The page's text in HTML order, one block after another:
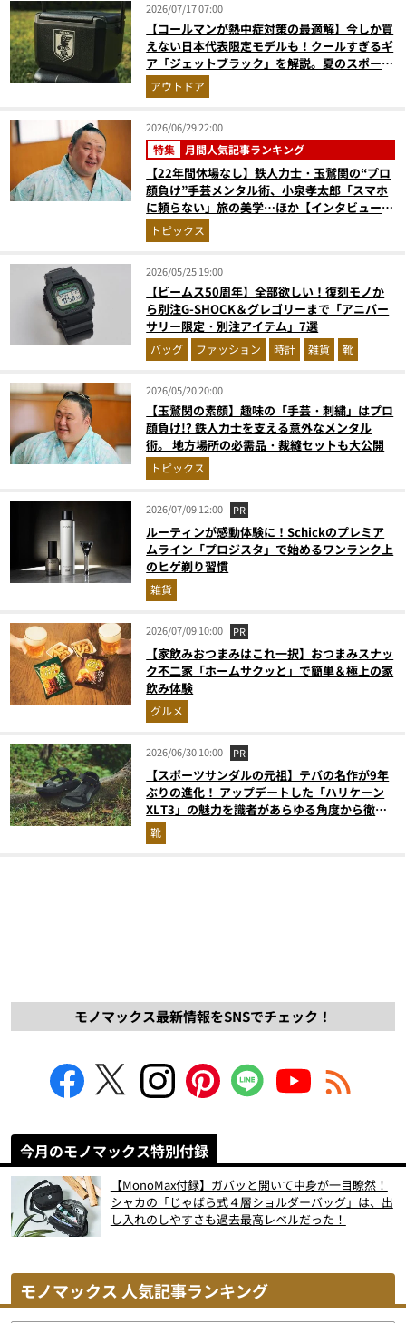
2026/07/17 07:00
【コールマンが熱中症対策の最適解】今しか買
えない日本代表限定モデルも！クールすぎるギ
ア「ジェットブラック」を解説。夏のスポーツ
応援＆レジャーの強い味方
アウトドア
2026/06/29 22:00
特集 月間人気記事ランキング
【22年間休場なし】鉄人力士・玉鷲関の“プロ
顔負け”手芸メンタル術、小泉孝太郎「スマホ
に頼らない」旅の美学…ほか【インタビューの
人気記事ランキングベスト3】（2026年5月
版）
トピックス
2026/05/25 19:00
【ビームス50周年】全部欲しい！復刻モノか
ら別注G-SHOCK＆グレゴリーまで「アニバー
サリー限定・別注アイテム」7選
バッグ ファッション 時計 雑貨 靴
2026/05/20 20:00
【玉鷲関の素顔】趣味の「手芸・刺繍」はプロ
顔負け!? 鉄人力士を支える意外なメンタル
術。 地方場所の必需品・裁縫セットも大公開
トピックス
2026/07/09 12:00 PR
ルーティンが感動体験に！Schickのプレミア
ムライン「プロジスタ」で始めるワンランク上
のヒゲ剃り習慣
雑貨
2026/07/09 10:00 PR
【家飲みおつまみはこれ一択】おつまみスナッ
ク不二家「ホームサクッと」で簡単＆極上の家
飲み体験
グルメ
2026/06/30 10:00 PR
【スポーツサンダルの元祖】テバの名作が9年
ぶりの進化！ アップデートした「ハリケーン
XLT3」の魅力を識者があらゆる角度から徹底
解説！
靴
モノマックス最新情報をSNSでチェック！
今月のモノマックス特別付録
【MonoMax付録】ガバッと開いて中身が一目瞭然！
シャカの「じゃばら式４層ショルダーバッグ」は、出
し入れのしやすさも過去最高レベルだった！
モノマックス 人気記事ランキング